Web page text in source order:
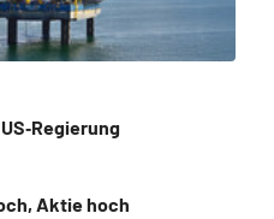
Aktie hoch